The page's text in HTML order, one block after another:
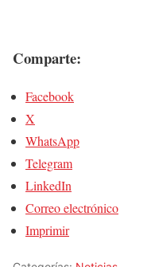
Comparte:
Facebook
X
WhatsApp
Telegram
LinkedIn
Correo electrónico
Imprimir